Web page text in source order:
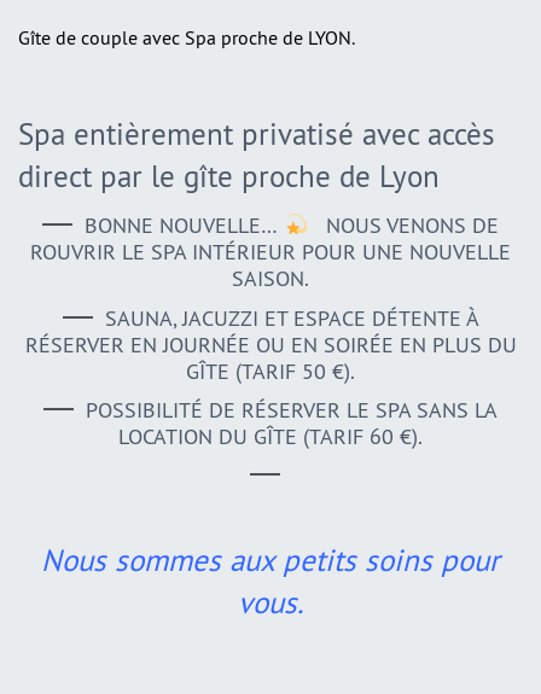
Gîte de couple avec Spa proche de LYON.
Spa entièrement privatisé avec accès
direct par le gîte proche de Lyon
BONNE NOUVELLE…
NOUS VENONS DE
ROUVRIR LE SPA INTÉRIEUR POUR UNE NOUVELLE
SAISON.
SAUNA, JACUZZI ET ESPACE DÉTENTE À
RÉSERVER EN JOURNÉE OU EN SOIRÉE EN PLUS DU
GÎTE (TARIF 50 €).
POSSIBILITÉ DE RÉSERVER LE SPA SANS LA
LOCATION DU GÎTE (TARIF 60 €).
Nous sommes aux petits soins pour
vous.